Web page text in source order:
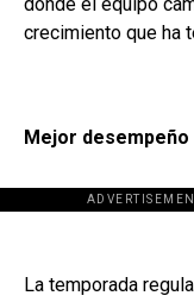
crecimiento que ha
Mejor
La temporada